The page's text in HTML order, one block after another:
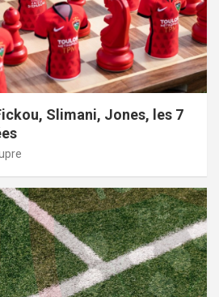
Slimani, Jones, les 7